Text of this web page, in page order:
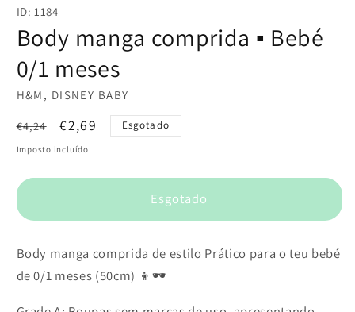
multimédia
em
modal
ID: 1184
Body manga comprida ▪️ Bebé
0/1 meses
H&M, DISNEY BABY
Preço
normal
€4,24
Preço
de
€2,69 Esgotado
Imposto incluído.
Esgotado
Body manga comprida de estilo Prático para o teu bebé
de 0/1 meses (50cm) 👦🕶️